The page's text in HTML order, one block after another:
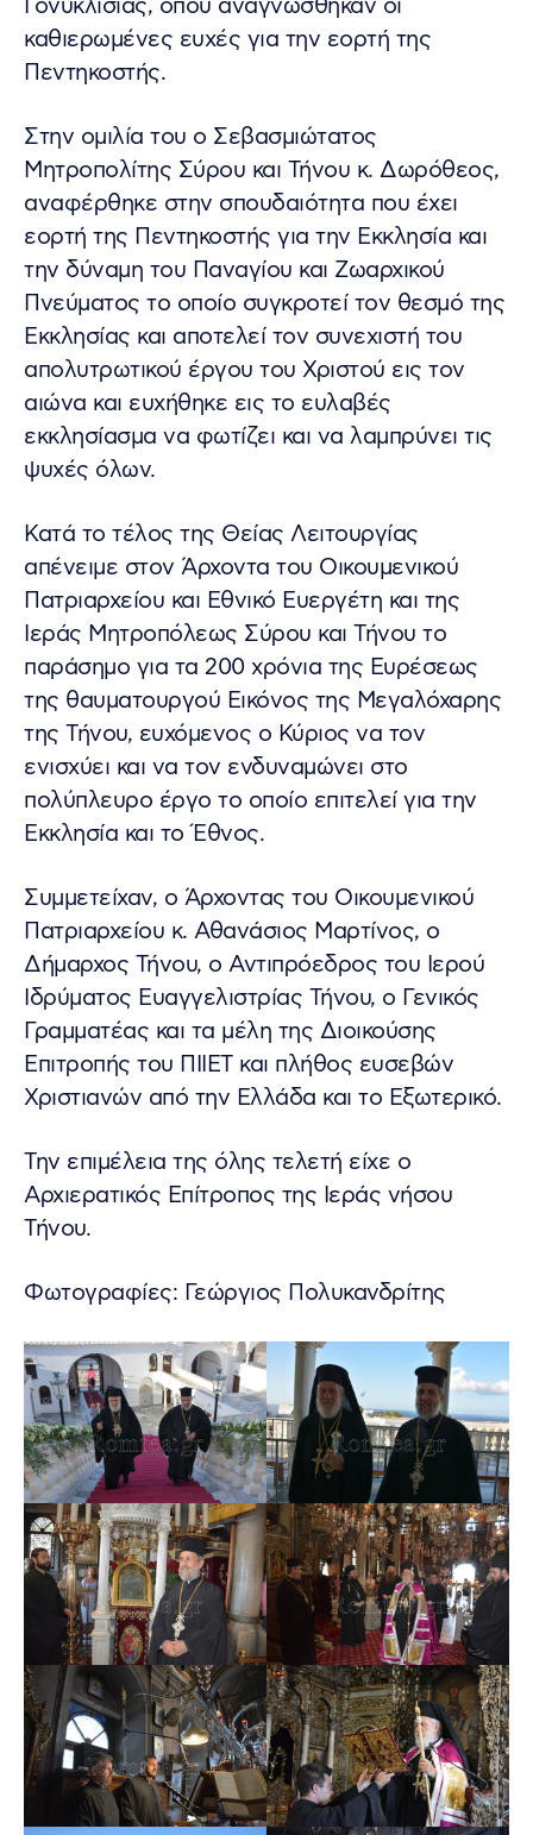
Γονυκλισίας, όπου αναγνώσθηκαν οι
καθιερωμένες ευχές για την εορτή της
Πεντηκοστής.
Στην ομιλία του ο Σεβασμιώτατος
Μητροπολίτης Σύρου και Τήνου κ. Δωρόθεος,
αναφέρθηκε στην σπουδαιότητα που έχει
εορτή της Πεντηκοστής για την Εκκλησία και
την δύναμη του Παναγίου και Ζωαρχικού
Πνεύματος το οποίο συγκροτεί τον θεσμό της
Εκκλησίας και αποτελεί τον συνεχιστή του
απολυτρωτικού έργου του Χριστού εις τον
αιώνα και ευχήθηκε εις το ευλαβές
εκκλησίασμα να φωτίζει και να λαμπρύνει τις
ψυχές όλων.
Κατά το τέλος της Θείας Λειτουργίας
απένειμε στον Άρχοντα του Οικουμενικού
Πατριαρχείου και Εθνικό Ευεργέτη και της
Ιεράς Μητροπόλεως Σύρου και Τήνου το
παράσημο για τα 200 χρόνια της Ευρέσεως
της θαυματουργού Εικόνος της Μεγαλόχαρης
της Τήνου, ευχόμενος ο Κύριος να τον
ενισχύει και να τον ενδυναμώνει στο
πολύπλευρο έργο το οποίο επιτελεί για την
Εκκλησία και το Έθνος.
Συμμετείχαν, ο Άρχοντας του Οικουμενικού
Πατριαρχείου κ. Αθανάσιος Μαρτίνος, ο
Δήμαρχος Τήνου, ο Αντιπρόεδρος του Ιερού
Ιδρύματος Ευαγγελιστρίας Τήνου, ο Γενικός
Γραμματέας και τα μέλη της Διοικούσης
Επιτροπής του ΠΙΙΕΤ και πλήθος ευσεβών
Χριστιανών από την Ελλάδα και το Εξωτερικό.
Την επιμέλεια της όλης τελετή είχε ο
Αρχιερατικός Επίτροπος της Ιεράς νήσου
Τήνου.
Φωτογραφίες: Γεώργιος Πολυκανδρίτης